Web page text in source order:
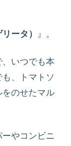
ータ） 』。
いつでも本
、トマトソ
のせたマル
やコンビニ